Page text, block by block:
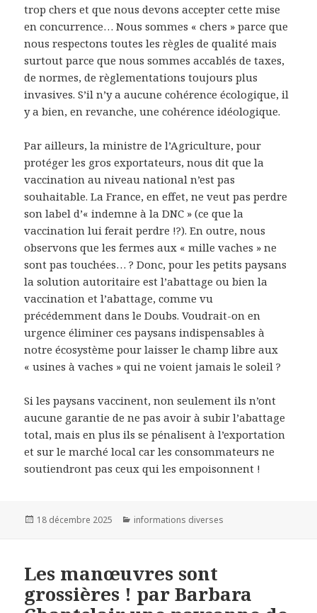
trop chers et que nous devons accepter cette mise
en concurrence… Nous sommes « chers » parce que
nous respectons toutes les règles de qualité mais
surtout parce que nous sommes accablés de taxes,
de normes, de règlementations toujours plus
invasives. S’il n’y a aucune cohérence écologique, il
y a bien, en revanche, une cohérence idéologique.
Par ailleurs, la ministre de l’Agriculture, pour
protéger les gros exportateurs, nous dit que la
vaccination au niveau national n’est pas
souhaitable. La France, en effet, ne veut pas perdre
son label d’« indemne à la DNC » (ce que la
vaccination lui ferait perdre !?). En outre, nous
observons que les fermes aux « mille vaches » ne
sont pas touchées… ? Donc, pour les petits paysans
la solution autoritaire est l’abattage ou bien la
vaccination et l’abattage, comme vu
précédemment dans le Doubs. Voudrait-on en
urgence éliminer ces paysans indispensables à
notre écosystème pour laisser le champ libre aux
« usines à vaches » qui ne voient jamais le soleil ?
Si les paysans vaccinent, non seulement ils n’ont
aucune garantie de ne pas avoir à subir l’abattage
total, mais en plus ils se pénalisent à l’exportation
et sur le marché local car les consommateurs ne
soutiendront pas ceux qui les empoisonnent !
Publié
18 décembre 2025 Catégories
informations diverses
Les manœuvres sont
grossières ! par Barbara